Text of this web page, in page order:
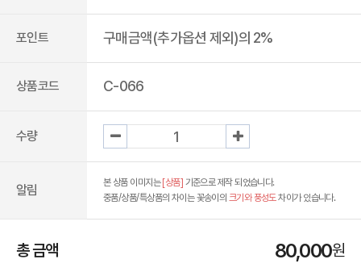
포인트 구매금액(추가옵션 제외)의 2%
상품코드 C-066
수량
알림 본 상품 이미지는 [상품] 기준으로 제작 되었습니다.
중품/상품/특상품의 차이는 꽃송이의 크기와 풍성도차이가 있습니다.
총 금액 80,000원